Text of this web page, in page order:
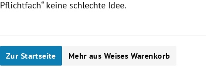
Pflichtfach“ keine schlechte Idee.
Zur Startseite Mehr aus Weises Warenkorb